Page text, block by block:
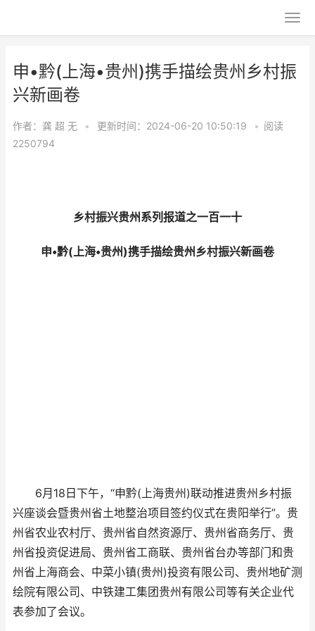
申•黔(上海•贵州)携手描绘贵州乡村振
兴新画卷
作者：龚 超 无 • 更新时间：2024-06-20 10:50:19 • 阅读
2250794
乡村振兴贵州系列报道之一百一十
申•黔(上海•贵州)携手描绘贵州乡村振兴新画卷
6月18日下午，“申黔(上海贵州)联动推进贵州乡村振
兴座谈会暨贵州省土地整治项目签约仪式在贵阳举行”。贵
州省农业农村厅、贵州省自然资源厅、贵州省商务厅、贵
州省投资促进局、贵州省工商联、贵州省台办等部门和贵
州省上海商会、中菜小镇(贵州)投资有限公司、贵州地矿测
绘院有限公司、中铁建工集团贵州有限公司等有关企业代
表参加了会议。